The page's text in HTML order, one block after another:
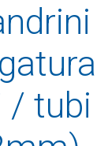
/ tubi